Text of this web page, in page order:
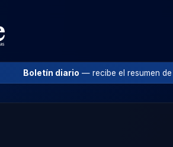
Boletín diario — recibe el resumen de